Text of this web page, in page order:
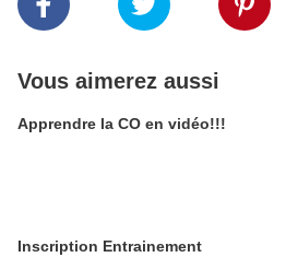
Vous aimerez aussi
Apprendre la CO en vidéo!!!
Inscription Entrainement